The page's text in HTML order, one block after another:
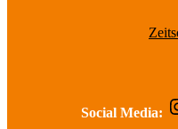
Social Media: